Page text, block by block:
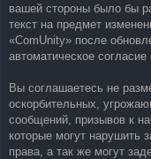
вашей стороны было бы
текст на предмет
«ComUnity» после
автоматическое согласие
Вы соглашаетесь не
оскорбительных,
сообщений, призывов к
которые могут нарушить
права, а так же могут